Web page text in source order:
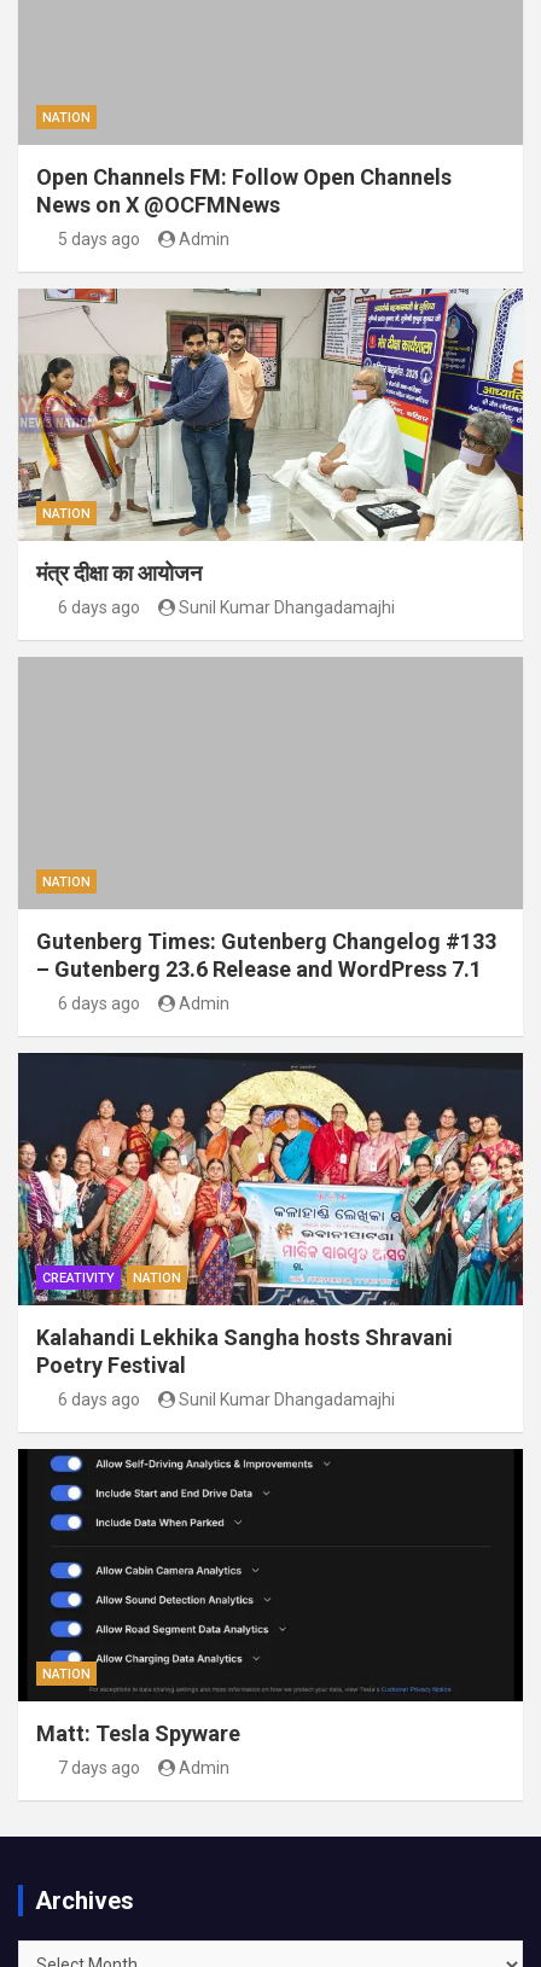
NATION
Open Channels FM: Follow Open Channels
News on X @OCFMNews
5 days ago Admin
NATION
मंत्र दीक्षा का आयोजन
6 days ago Sunil Kumar Dhangadamajhi
NATION
Gutenberg Times: Gutenberg Changelog #133
– Gutenberg 23.6 Release and WordPress 7.1
6 days ago Admin
CREATIVITY NATION
Kalahandi Lekhika Sangha hosts Shravani
Poetry Festival
6 days ago Sunil Kumar Dhangadamajhi
NATION
Matt: Tesla Spyware
7 days ago Admin
Archives
Archives